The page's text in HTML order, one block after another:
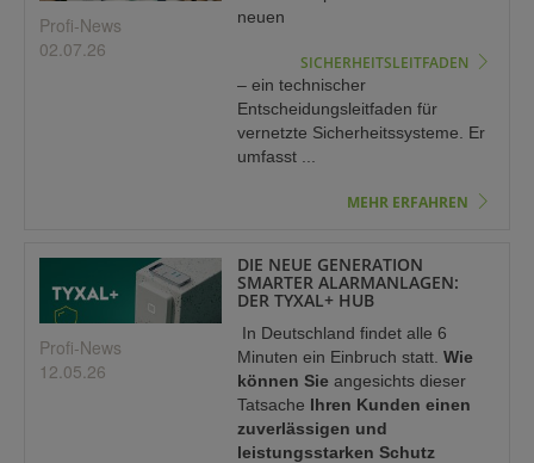
Profi-News
02.07.26
neuen
SICHERHEITSLEITFADEN
– ein technischer
Entscheidungsleitfaden für
vernetzte Sicherheitssysteme. Er
umfasst ...
MEHR ERFAHREN
Profi-News
12.05.26
DIE NEUE GENERATION
SMARTER ALARMANLAGEN:
DER TYXAL+ HUB
In Deutschland findet alle 6
Minuten ein Einbruch statt.Wie
können Sie angesichts dieser
Tatsache Ihren Kunden einen
zuverlässigen und
leistungsstarken Schutz